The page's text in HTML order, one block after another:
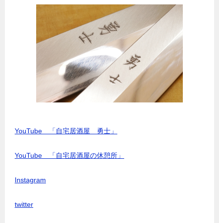
YouTube 「自宅居酒屋 勇士」
YouTube 「自宅居酒屋の休憩所」
Instagram
twitter